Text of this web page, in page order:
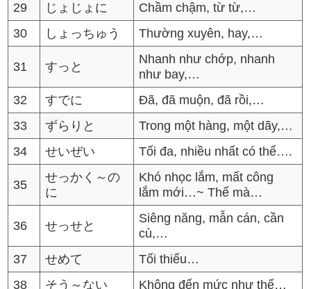
29
じょじょに
Chầm chậm, từ từ,…
30
しょっちゅう Thường xuyên, hay,…
31 すっと
Nhanh như chớp, nhanh
như bay,…
32
すでに
Đã, đã muộn, đã rồi,…
33
ずらりと
Trong một hàng, một dãy,…
34
せいぜい Tối đa, nhiều nhất có thể….
35
せっかく～の
に
Khó nhọc lắm, mất công
lắm mới…~ Thế mà…
36 せっせと
Siêng năng, mẫn cán, cần
cù,…
37
せめて
Tối thiểu…
38
そう～ない
Không đến mức như thế…